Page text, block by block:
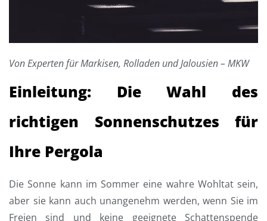
Von Experten für Markisen, Rolladen und Jalousien – MKW
Einleitung: Die Wahl des
richtigen Sonnenschutzes für
Ihre Pergola
Die Sonne kann im Sommer eine wahre Wohltat sein,
aber sie kann auch unangenehm werden, wenn Sie im
Freien sind und keine geeignete Schattenspende